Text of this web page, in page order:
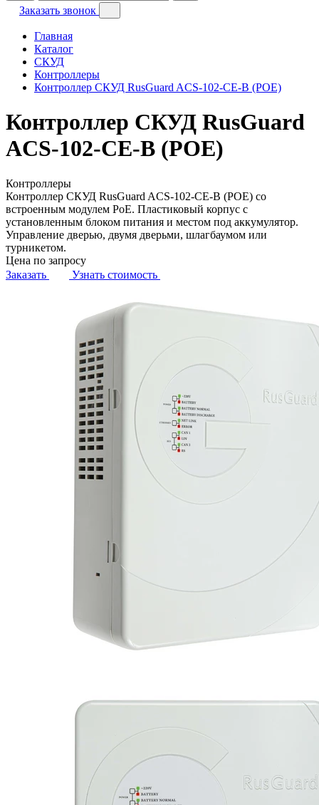
Заказать звонок
Главная
Каталог
СКУД
Контроллеры
Контроллер СКУД RusGuard ACS-102-CE-B (POE)
Контроллер СКУД RusGuard
ACS-102-CE-B (POE)
Контроллеры
Контроллер СКУД RusGuard ACS-102-CE-B (POE) со
встроенным модулем PoE. Пластиковый корпус с
установленным блоком питания и местом под аккумулятор.
Управление дверью, двумя дверьми, шлагбаумом или
турникетом.
Цена по запросу
Заказать
Узнать стоимость